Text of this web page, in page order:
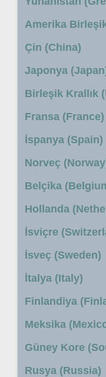
Amerika
Çin (China)
Japonya
Birleşik Krallık
Fransa (France)
İspanya (Spain)
Norveç
Belçika
Hollanda
İsviçre
İsveç (Sweden)
İtalya (Italy)
Finlandiya
Meksika
Güney Kore
Rusya (Russia)